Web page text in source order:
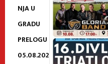
NJA U
GRADU
PRELOGU
05.08.202